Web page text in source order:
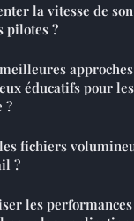
la vitesse de
pilotes ?
éducatifs pour
?
fichiers
?
les performances